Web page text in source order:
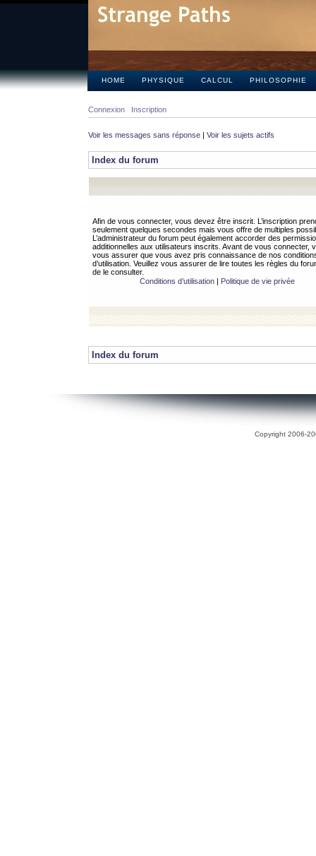
HOME PHYSIQUE CALCUL PHILOSOPHIE
Connexion Inscription
Voir les messages sans réponse | Voir les sujets actifs
Index du forum
Afin de vous connecter, vous devez être inscrit. L’inscription
seulement quelques secondes mais vous offre de multiples
L’administrateur du forum peut également accorder des
additionnelles aux utilisateurs inscrits. Avant de vous connecter,
vous assurer que vous avez pris connaissance de nos
d’utilisation. Veuillez vous assurer de lire toutes les règles du
de le consulter.
Conditions d’utilisation| Politique de vie privée
Index du forum
Copyright 2006-